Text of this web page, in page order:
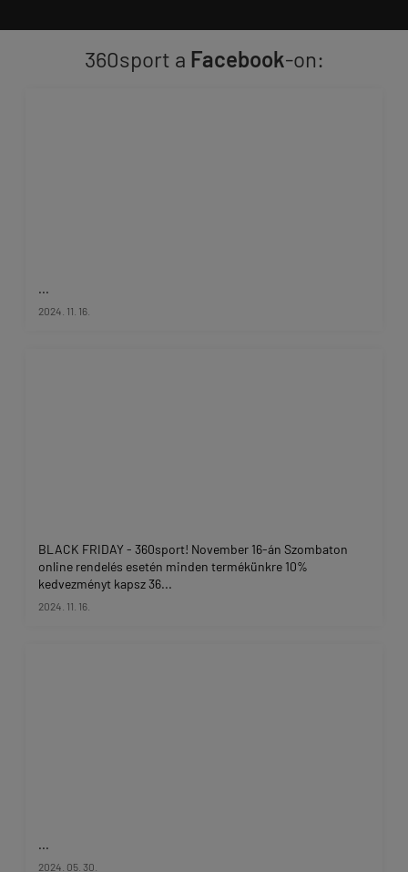
360sport a Facebook-on:
...
2024. 11. 16.
BLACK FRIDAY - 360sport! November 16-án Szombaton
online rendelés esetén minden termékünkre 10%
kedvezményt kapsz 36...
2024. 11. 16.
...
2024. 05. 30.